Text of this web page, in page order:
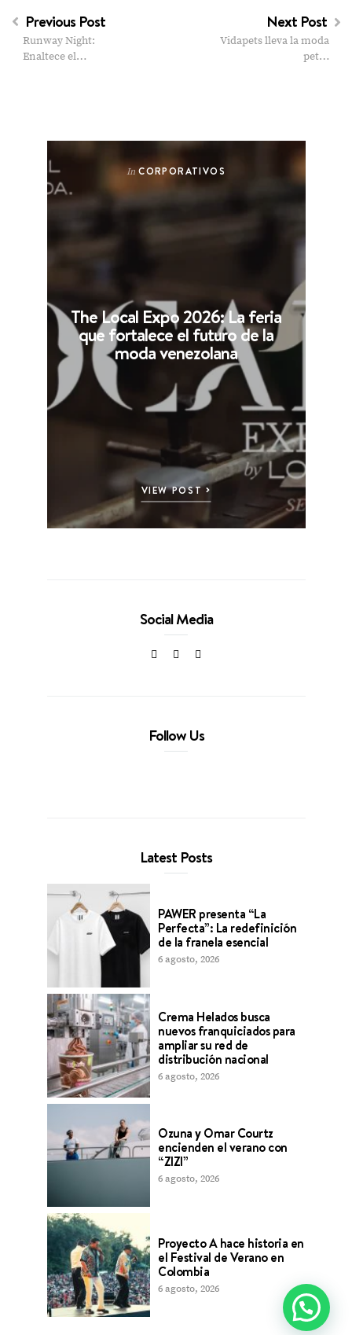
Previous Post
Runway Night:
Enaltece el…
Next Post
Vidapets lleva la moda
pet…
In CORPORATIVOS
The Local Expo 2026: La feria
que fortalece el futuro de la
moda venezolana
VIEW POST
Social Media
Follow Us
Latest Posts
PAWER presenta “La
Perfecta”: La redefinición
de la franela esencial
6 agosto, 2026
Crema Helados busca
nuevos franquiciados para
ampliar su red de
distribución nacional
6 agosto, 2026
Ozuna y Omar Courtz
encienden el verano con
“ZIZI”
6 agosto, 2026
Proyecto A hace historia en
el Festival de Verano en
Colombia
6 agosto, 2026